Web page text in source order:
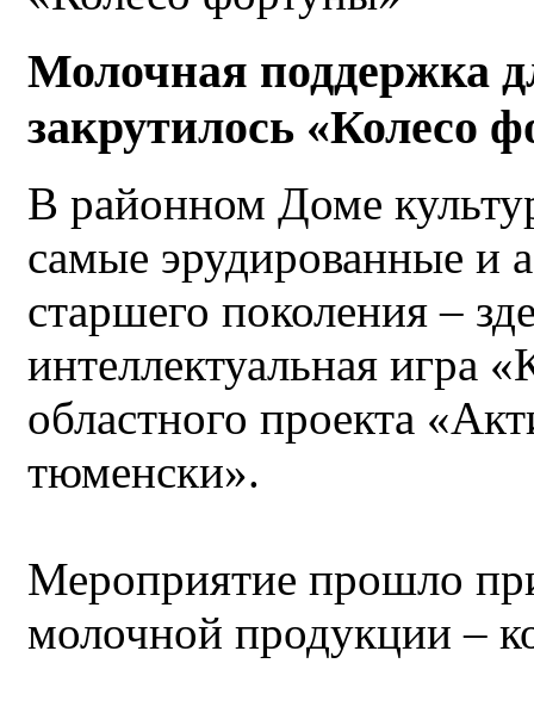
Молочная поддержка
закрутилось «Колесо
В районном Доме
самые эрудированные и
старшего поколения –
интеллектуальная игра
областного проекта
тюменски».
Мероприятие прошло
молочной продукции –